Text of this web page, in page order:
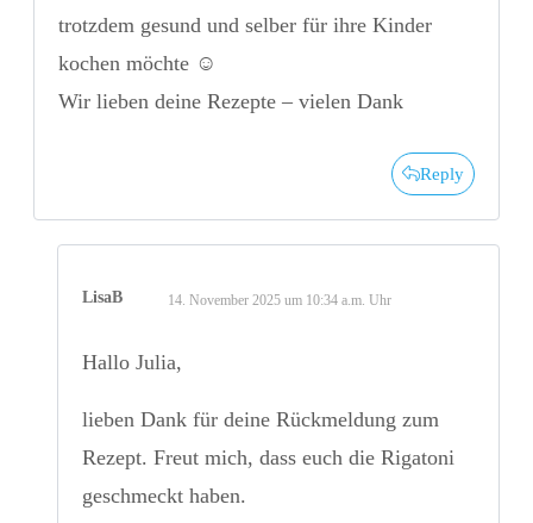
trotzdem gesund und selber für ihre Kinder
kochen möchte ☺️
Wir lieben deine Rezepte – vielen Dank
Reply
LisaB 14. November 2025 um 10:34 a.m. Uhr
Hallo Julia,
lieben Dank für deine Rückmeldung zum
Rezept. Freut mich, dass euch die Rigatoni
geschmeckt haben.